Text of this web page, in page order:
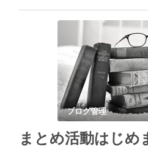
ブログ管理
まとめ活動はじめ